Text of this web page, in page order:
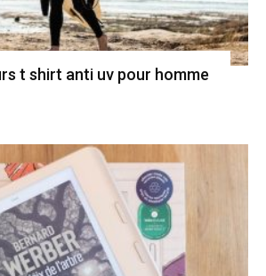
t shirt anti uv pour homme